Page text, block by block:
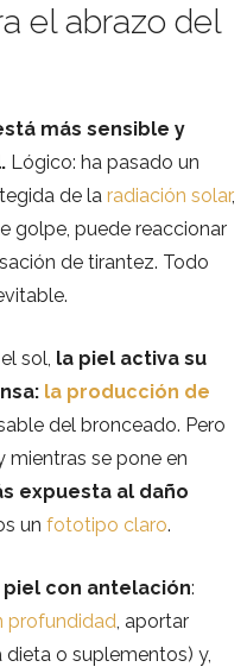
el abrazo del
más sensible y
Lógico: ha pasado un
de la radiación solar,
golpe, puede reaccionar
de tirantez. Todo
sol, la piel activa su
la producción de
del bronceado. Pero
mientras se pone en
expuesta al daño
un fototipo claro.
con antelación:
profundidad , aportar
o suplementos) y,